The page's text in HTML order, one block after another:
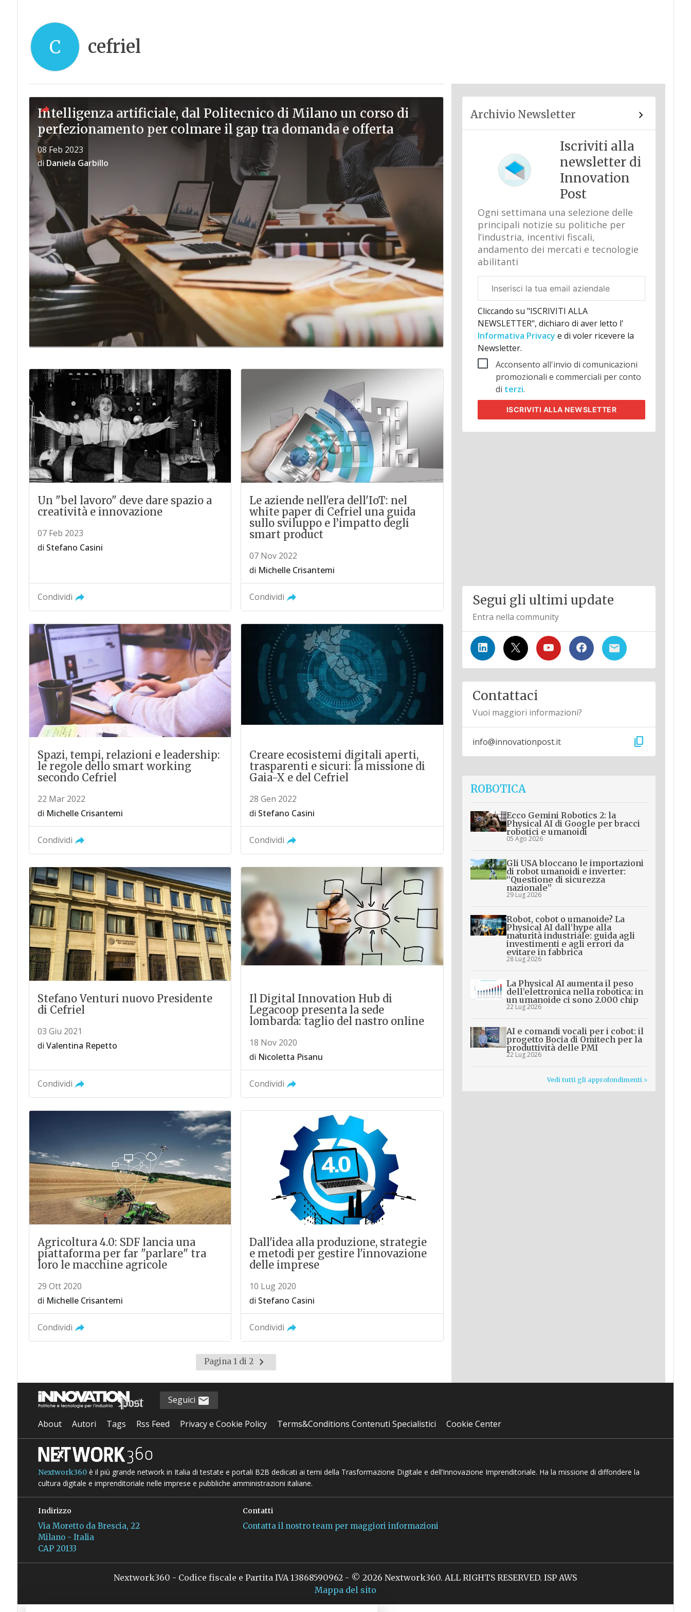
C cefriel
Intelligenza artificiale, dal Politecnico di Milano un corso di
perfezionamento per colmare il gap tra domanda e offerta
08 Feb 2023
di Daniela Garbillo
Un "bel lavoro" deve dare spazio a
creatività e innovazione
07 Feb 2023
di Stefano Casini
Condividi
Le aziende nell'era dell'IoT: nel
white paper di Cefriel una guida
sullo sviluppo e l’impatto degli
smart product
07 Nov 2022
di Michelle Crisantemi
Condividi
Spazi, tempi, relazioni e leadership:
le regole dello smart working
secondo Cefriel
22 Mar 2022
di Michelle Crisantemi
Condividi
Creare ecosistemi digitali aperti,
trasparenti e sicuri: la missione di
Gaia-X e del Cefriel
28 Gen 2022
di Stefano Casini
Condividi
Stefano Venturi nuovo Presidente
di Cefriel
03 Giu 2021
di Valentina Repetto
Condividi
Il Digital Innovation Hub di
Legacoop presenta la sede
lombarda: taglio del nastro online
18 Nov 2020
di Nicoletta Pisanu
Condividi
Agricoltura 4.0: SDF lancia una
piattaforma per far "parlare" tra
loro le macchine agricole
29 Ott 2020
di Michelle Crisantemi
Condividi
Dall'idea alla produzione, strategie
e metodi per gestire l'innovazione
delle imprese
10 Lug 2020
di Stefano Casini
Condividi
Pagina 1 di 2
Pagina
successiva
Archivio Newsletter
Iscriviti alla
newsletter di
Innovation
Post
Ogni settimana una selezione delle
principali notizie su politiche per
l’industria, incentivi fiscali,
andamento dei mercati e tecnologie
abilitanti
aziendale
Cliccando su "ISCRIVITI ALLA
NEWSLETTER", dichiaro di aver letto l'
Informativa Privacy e di voler ricevere la
Newsletter.
Acconsento all'invio di comunicazioni
promozionali e commerciali per conto
di terzi.
ISCRIVITI ALLA NEWSLETTER
Segui gli ultimi update
Entra nella community
Contattaci
Vuoi maggiori informazioni?
info@innovationpost.it content_copy
ROBOTICA
Ecco Gemini Robotics 2: la
Physical AI di Google per bracci
robotici e umanoidi
05 Ago 2026
Gli USA bloccano le importazioni
di robot umanoidi e inverter:
“Questione di sicurezza
nazionale”
29 Lug 2026
Robot, cobot o umanoide? La
Physical AI dall’hype alla
maturità industriale: guida agli
investimenti e agli errori da
evitare in fabbrica
28 Lug 2026
La Physical AI aumenta il peso
dell’elettronica nella robotica: in
un umanoide ci sono 2.000 chip
22 Lug 2026
AI e comandi vocali per i cobot: il
progetto Bocia di Omitech per la
produttività delle PMI
22 Lug 2026
Vedi tutti gli approfondimenti >
Seguici
About Autori Tags Rss Feed Privacy e Cookie Policy Terms&Conditions Contenuti Specialistici Cookie Center
Nextwork360è il più grande network in Italia di testate e portali B2B dedicati ai temi della Trasformazione Digitale e dell’Innovazione Imprenditoriale. Ha la missione di diffondere la
cultura digitale e imprenditoriale nelle imprese e pubbliche amministrazioni italiane.
Indirizzo
Via Moretto da Brescia, 22
Milano - Italia
CAP 20133
Contatti
Contatta il nostro team per maggiori informazioni
Nextwork360 - Codice fiscale e Partita IVA 13868590962 - © 2026 Nextwork360. ALL RIGHTS RESERVED. ISP AWS
Mappa del sito